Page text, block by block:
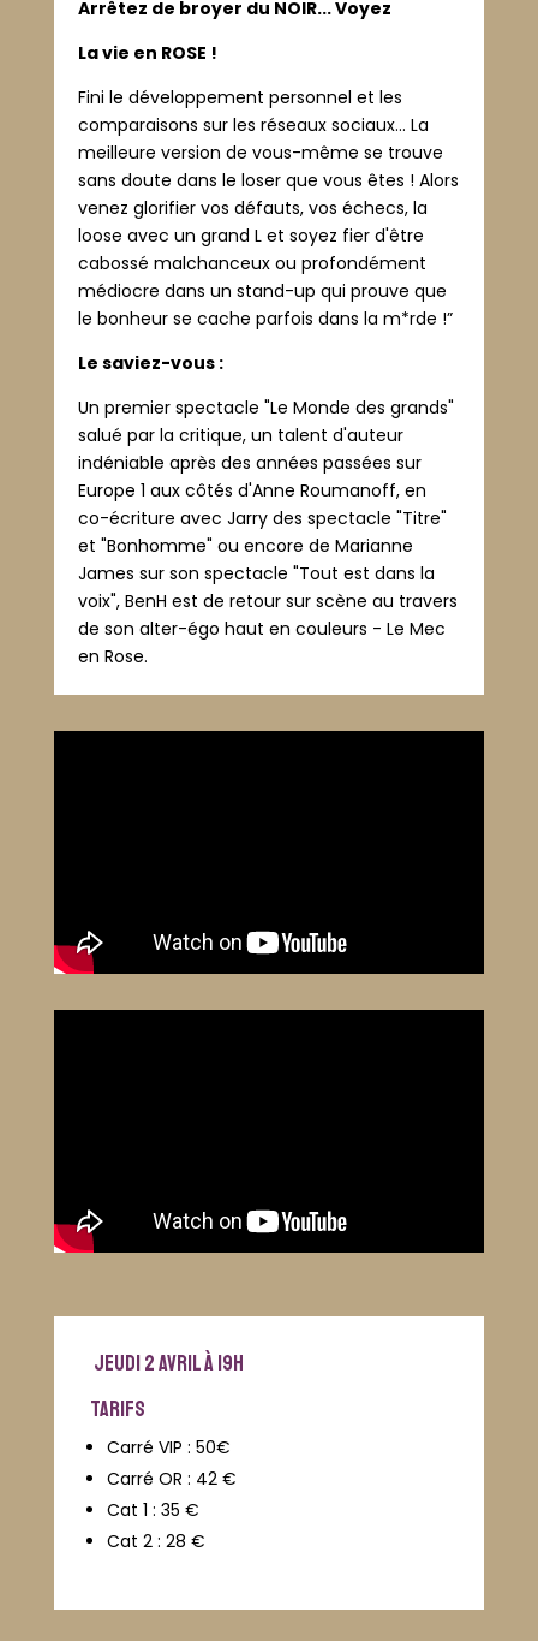
Arrêtez de broyer du NOIR... Voyez
La vie en ROSE !
Fini le développement personnel et les
comparaisons sur les réseaux sociaux... La
meilleure version de vous-même se trouve
sans doute dans le loser que vous êtes ! Alors
venez glorifier vos défauts, vos échecs, la
loose avec un grand L et soyez fier d'être
cabossé malchanceux ou profondément
médiocre dans un stand-up qui prouve que
le bonheur se cache parfois dans la m*rde !”
Le saviez-vous :
Un premier spectacle "Le Monde des grands"
salué par la critique, un talent d'auteur
indéniable après des années passées sur
Europe 1 aux côtés d'Anne Roumanoff, en
co-écriture avec Jarry des spectacle "Titre"
et "Bonhomme" ou encore de Marianne
James sur son spectacle "Tout est dans la
voix", BenH est de retour sur scène au travers
de son alter-égo haut en couleurs - Le Mec
en Rose.
jeudi 2 avril à 19h
TARIFS
Carré VIP : 50€
Carré OR : 42 €
Cat 1 : 35 €
Cat 2 : 28 €